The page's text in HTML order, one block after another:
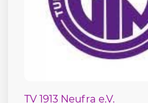
TV 1913 Neufra e.V.